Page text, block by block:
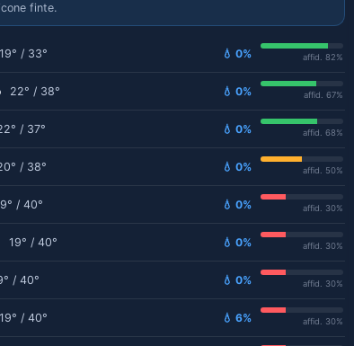
finte.
19° / 33° 💧 0% affid. 82%
22° / 38° 💧 0% affid. 67%
/ 37° 💧 0% affid. 68%
/ 38° 💧 0% affid. 50%
/ 40° 💧 0% affid. 30%
19° / 40° 💧 0% affid. 30%
/ 40° 💧 0% affid. 30%
19° / 40° 💧 6% affid. 30%